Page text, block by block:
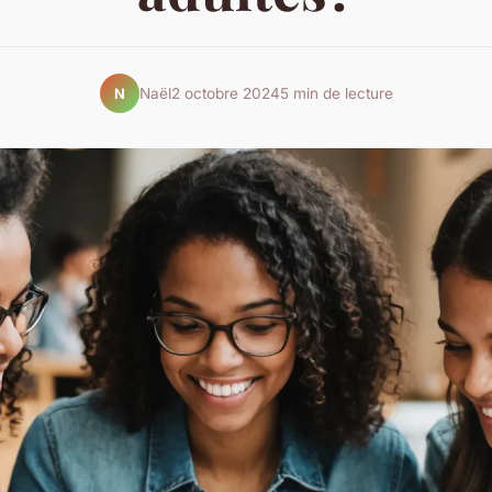
N Naël2 octobre 20245 min de lecture